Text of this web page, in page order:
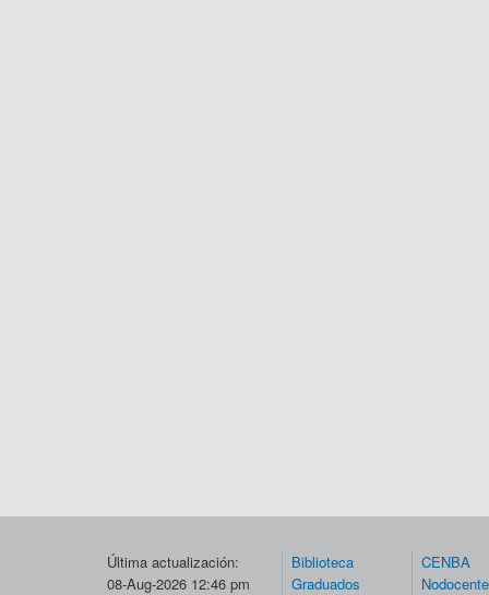
Última actualización:
08-Aug-2026 12:46 pm
Biblioteca
Graduados
CENBA